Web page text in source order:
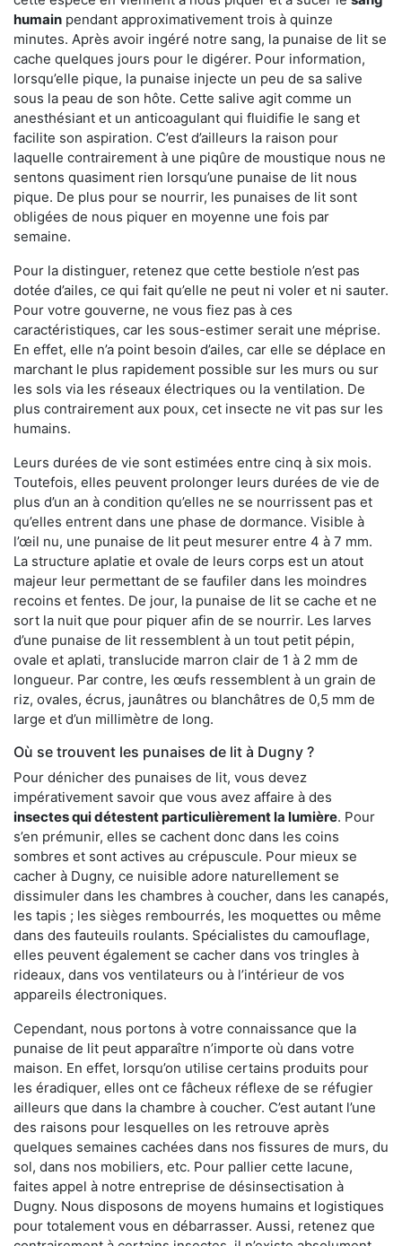
humain pendant approximativement trois à quinze
minutes. Après avoir ingéré notre sang, la punaise de lit se
cache quelques jours pour le digérer. Pour information,
lorsqu’elle pique, la punaise injecte un peu de sa salive
sous la peau de son hôte. Cette salive agit comme un
anesthésiant et un anticoagulant qui fluidifie le sang et
facilite son aspiration. C’est d’ailleurs la raison pour
laquelle contrairement à une piqûre de moustique nous ne
sentons quasiment rien lorsqu’une punaise de lit nous
pique. De plus pour se nourrir, les punaises de lit sont
obligées de nous piquer en moyenne une fois par
semaine.
Pour la distinguer, retenez que cette bestiole n’est pas
dotée d’ailes, ce qui fait qu’elle ne peut ni voler et ni sauter.
Pour votre gouverne, ne vous fiez pas à ces
caractéristiques, car les sous-estimer serait une méprise.
En effet, elle n’a point besoin d’ailes, car elle se déplace en
marchant le plus rapidement possible sur les murs ou sur
les sols via les réseaux électriques ou la ventilation. De
plus contrairement aux poux, cet insecte ne vit pas sur les
humains.
Leurs durées de vie sont estimées entre cinq à six mois.
Toutefois, elles peuvent prolonger leurs durées de vie de
plus d’un an à condition qu’elles ne se nourrissent pas et
qu’elles entrent dans une phase de dormance. Visible à
l’œil nu, une punaise de lit peut mesurer entre 4 à 7 mm.
La structure aplatie et ovale de leurs corps est un atout
majeur leur permettant de se faufiler dans les moindres
recoins et fentes. De jour, la punaise de lit se cache et ne
sort la nuit que pour piquer afin de se nourrir. Les larves
d’une punaise de lit ressemblent à un tout petit pépin,
ovale et aplati, translucide marron clair de 1 à 2 mm de
longueur. Par contre, les œufs ressemblent à un grain de
riz, ovales, écrus, jaunâtres ou blanchâtres de 0,5 mm de
large et d’un millimètre de long.
Où se trouvent les punaises de lit à Dugny ?
Pour dénicher des punaises de lit, vous devez
impérativement savoir que vous avez affaire à des
insectes qui détestent particulièrement la lumière. Pour
s’en prémunir, elles se cachent donc dans les coins
sombres et sont actives au crépuscule. Pour mieux se
cacher à Dugny, ce nuisible adore naturellement se
dissimuler dans les chambres à coucher, dans les canapés,
les tapis ; les sièges rembourrés, les moquettes ou même
dans des fauteuils roulants. Spécialistes du camouflage,
elles peuvent également se cacher dans vos tringles à
rideaux, dans vos ventilateurs ou à l’intérieur de vos
appareils électroniques.
Cependant, nous portons à votre connaissance que la
punaise de lit peut apparaître n’importe où dans votre
maison. En effet, lorsqu’on utilise certains produits pour
les éradiquer, elles ont ce fâcheux réflexe de se réfugier
ailleurs que dans la chambre à coucher. C’est autant l’une
des raisons pour lesquelles on les retrouve après
quelques semaines cachées dans nos fissures de murs, du
sol, dans nos mobiliers, etc. Pour pallier cette lacune,
faites appel à notre entreprise de désinsectisation à
Dugny. Nous disposons de moyens humains et logistiques
pour totalement vous en débarrasser. Aussi, retenez que